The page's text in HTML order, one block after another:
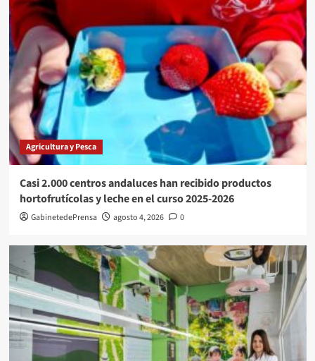
Agricultura y Pesca
Casi 2.000 centros andaluces han recibido productos
hortofrutícolas y leche en el curso 2025-2026
GabinetedePrensa agosto 4, 2026 0